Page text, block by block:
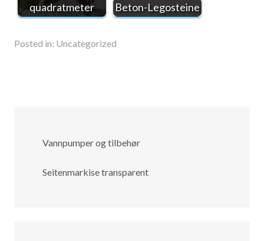
quadratmeter
Beton-Legosteine
Posted in: Uncategorized
Vannpumper og tilbehør
Seitenmarkise transparent